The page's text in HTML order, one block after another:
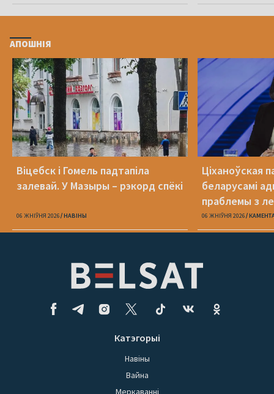
АПОШНІЯ
Віцебск і Гомель падтапіла
залевай. У Мазыры – рэкорд спёкі
06 ЖНІЎНЯ 2026 НАВІНЫ
Ціханоўская
беларусамі
праблемы з
06 ЖНІЎНЯ 2026
Катэгорыі
Навіны
Вайна
Меркаванні